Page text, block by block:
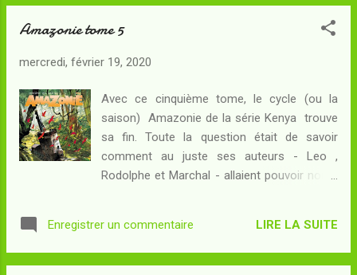
le projet Europa , laissant à penser que les
comment la bande s'y sera prise... Résumé :
une forme de vie abondante qui a justifié
l'installation d'une station scientifique à sa
surface. Or depuis peu, les communications
sont interrompues suite à d'inquiétants
messages, laissant à penser que certains
raison... Pour Suzanne Saint-Loup, pilote de
Amazonie tome 5
mercredi, février 19, 2020
Avec ce cinquième tome, le cycle (ou la
saison) Amazonie de la série Kenya trouve
sa fin. Toute la question était de savoir
comment au juste ses auteurs - Leo ,
Rodolphe et Marchal - allaient pouvoir nouer
Kathy trouve enfin le fameux sous-marin
allemand associé à l'énigmatique individu à la
Enregistrer un commentaire LIRE LA SUITE